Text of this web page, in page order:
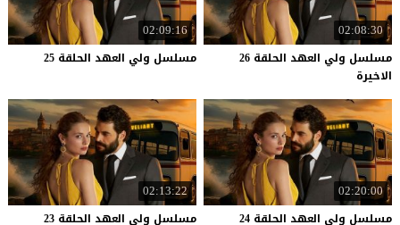
02:08:30
مسلسل ولي العهد الحلقة 26
الاخيرة
02:09:16
مسلسل ولي العهد الحلقة 25
02:20:00
مسلسل ولي العهد الحلقة 24
02:13:22
مسلسل ولي العهد الحلقة 23